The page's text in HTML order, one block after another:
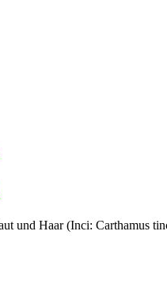
und Haar (Inci: Carthamus